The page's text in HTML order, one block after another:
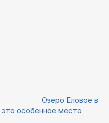
Озеро Еловое в
особенное место